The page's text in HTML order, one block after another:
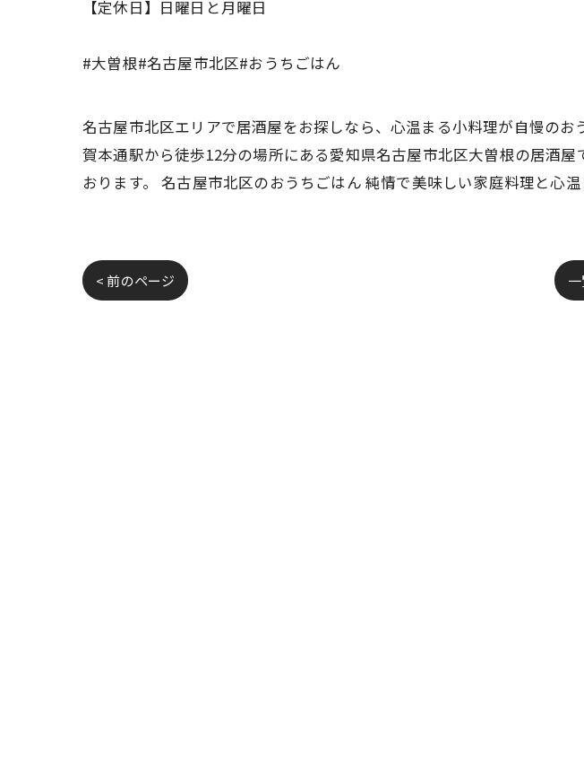
【定休日】日曜日と月曜日
#大曽根#名古屋市北区#おうちごはん
名古屋市北区エリアで居酒屋をお探しなら、心温まる小料理が自慢の
賀本通駅から徒歩12分の場所にある愛知県名古屋市北区大曽根の居酒
おります。 名古屋市北区のおうちごはん 純情で美味しい家庭料理と心
< 前のページ